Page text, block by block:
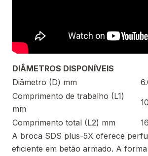
DIÂMETROS DISPONÍVEIS
Diâmetro (D) mm
Comprimento de trabalho (L1)
mm
Comprimento total (L2) mm
A broca SDS plus-5X oferece
eficiente em betão armado. A